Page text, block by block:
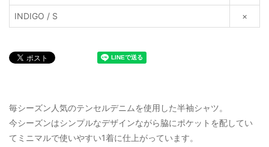
INDIGO / S ×
毎シーズン人気のテンセルデニムを使用した半袖シャツ。
今シーズンはシンプルなデザインながら脇にポケットを配してい
てミニマルで使いやすい1着に仕上がっています。